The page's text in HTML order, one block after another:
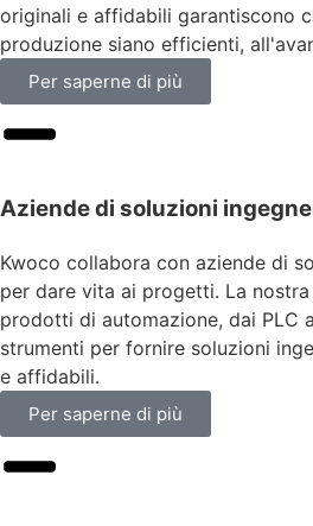
originali e affidabili garantiscono
produzione siano efficienti,
Per saperne di più
Aziende di soluzioni
Kwoco collabora con aziende di
per dare vita ai progetti. La
prodotti di automazione, dai PLC
strumenti per fornire soluzioni
e affidabili.
Per saperne di più